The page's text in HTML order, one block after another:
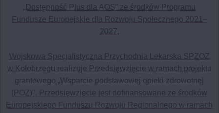
„Dostępność Plus dla AOS” ze środków Programu
Fundusze Europejskie dla Rozwoju Społecznego 2021–
2027.
Wojskowa Specjalistyczna Przychodnia Lekarska SPZOZ
w Kołobrzegu realizuje Przedsięwzięcie w ramach projektu
grantowego „Wsparcie podstawowej opieki zdrowotnej
(POZ)". Przedsięwzięcie jest dofinansowane ze środków
Europejskiego Funduszu Rozwoju Regionalnego w ramach